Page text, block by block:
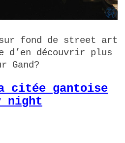
sur fond de street art
d’en découvrir plus
Gand?
citée gantoise
night